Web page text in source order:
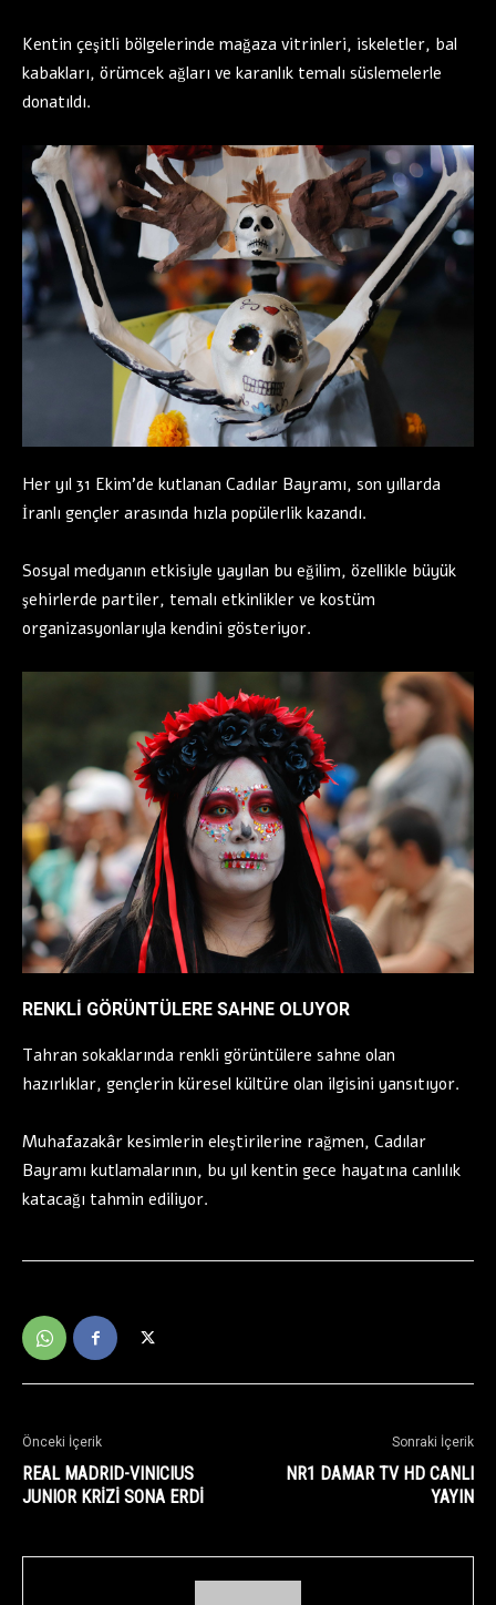
Kentin çeşitli bölgelerinde mağaza vitrinleri, iskeletler, bal
kabakları, örümcek ağları ve karanlık temalı süslemelerle
donatıldı.
Her yıl 31 Ekim’de kutlanan Cadılar Bayramı, son yıllarda
İranlı gençler arasında hızla popülerlik kazandı.
Sosyal medyanın etkisiyle yayılan bu eğilim, özellikle büyük
şehirlerde partiler, temalı etkinlikler ve kostüm
organizasyonlarıyla kendini gösteriyor.
RENKLİ GÖRÜNTÜLERE SAHNE OLUYOR
Tahran sokaklarında renkli görüntülere sahne olan
hazırlıklar, gençlerin küresel kültüre olan ilgisini yansıtıyor.
Muhafazakâr kesimlerin eleştirilerine rağmen, Cadılar
Bayramı kutlamalarının, bu yıl kentin gece hayatına canlılık
katacağı tahmin ediliyor.
Önceki İçerik
REAL MADRID-VINICIUS
JUNIOR KRİZİ SONA ERDİ
Sonraki İçerik
NR1 DAMAR TV HD CANLI
YAYIN